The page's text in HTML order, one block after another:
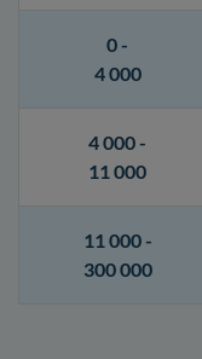
0 -
4 000
4 000 -
11 000
11 000 -
300 000